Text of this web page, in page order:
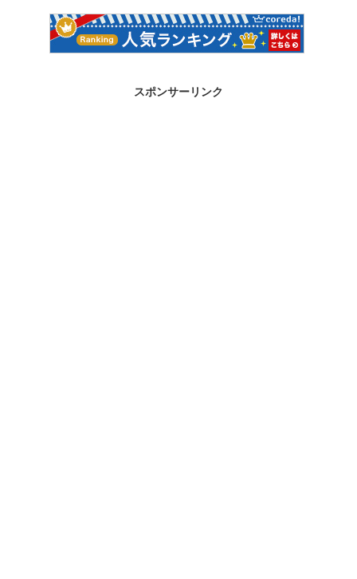
スポンサーリンク